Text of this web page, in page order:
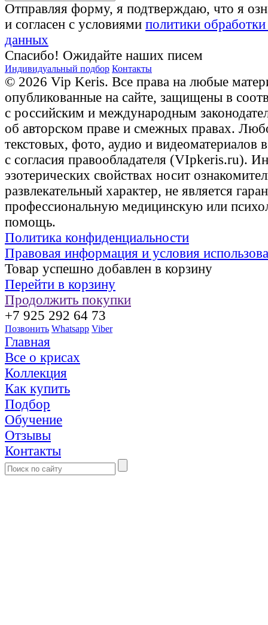
Отправляя форму, я подтверждаю, что я
и согласен с условиями политики
данных
Спасибо! Ожидайте наших писем
Индивидуальный подбор Контакты
© 2026 Vip Keris. Все права на любые
опубликованные на сайте, защищены в
с российским и международным
об авторском праве и смежных правах.
текстовых, фото, аудио и видеоматериалов
с согласия правообладателя (VIpkeris.ru).
эзотерических свойствах носит
развлекательный характер, не является
профессиональную медицинскую или
помощь.
Политика конфиденциальности
Правовая информация и условия
Товар успешно добавлен в корзину
Перейти в корзину
Продолжить покупки
+7 925 292 64 73
Позвонить Whatsapp Viber
Главная
Все о крисах
Коллекция
Как купить
Подбор
Обучение
Отзывы
Контакты